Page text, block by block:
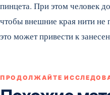
пинцета. При этом человек
чтобы внешние края нити не
это может привести к
ПРОДОЛЖАЙТЕ